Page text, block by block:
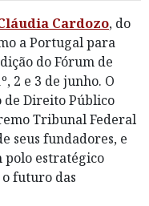
Cardozo, do
a Portugal para
do Fórum de
2 e 3 de junho. O
de Direito Público
Tribunal Federal
seus fundadores, e
polo estratégico
futuro das